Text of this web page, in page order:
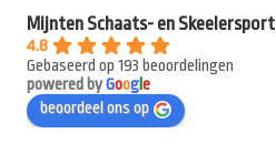
Mijnten Schaats- en Skeelersport
4.8
Gebaseerd op 193 beoordelingen
powered byGoogle
beoordeel ons op